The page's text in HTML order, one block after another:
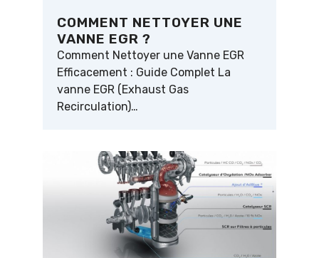
COMMENT NETTOYER UNE
VANNE EGR ?
Comment Nettoyer une Vanne EGR
Efficacement : Guide Complet La
vanne EGR (Exhaust Gas
Recirculation)…